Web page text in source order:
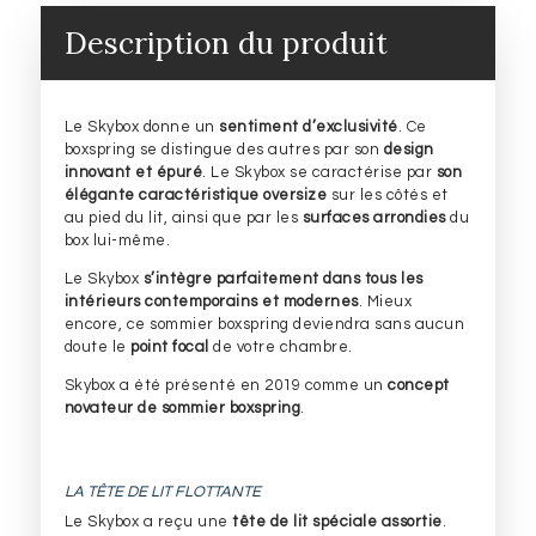
t
Description du produit
Le Skybox donne un sentiment d’exclusivité. Ce
boxspring se distingue des autres par son design
innovant et épuré. Le Skybox se caractérise par son
élégante caractéristique oversize sur les côtés et
au pied du lit, ainsi que par les surfaces arrondiesdu
box lui-même.
Le Skybox s’intègre parfaitement dans tous les
intérieurs contemporains et modernes. Mieux
encore, ce sommier boxspring deviendra sans aucun
doute le point focal de votre chambre.
Skybox a été présenté en 2019 comme unconcept
novateur de sommier boxspring.
LA TÊTE DE LIT FLOTTANTE
Le Skybox a reçu unetête de lit spéciale assortie.